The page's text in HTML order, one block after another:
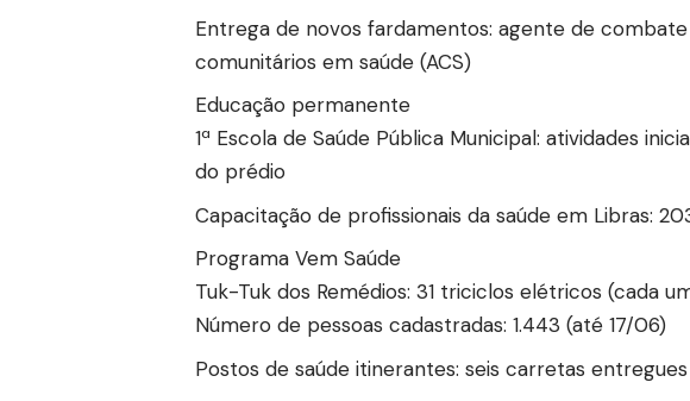
Entrega de novos fardamentos: agente de combate
comunitários em saúde (ACS)
Educação permanente
1ª Escola de Saúde Pública Municipal: atividades
do prédio
Capacitação de profissionais da saúde em Libras:
Programa Vem Saúde
Tuk-Tuk dos Remédios: 31 triciclos elétricos (cada
Número de pessoas cadastradas: 1.443 (até 17/06)
Postos de saúde itinerantes: seis carretas entregues